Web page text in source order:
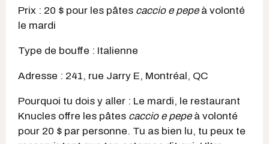
Prix : 20 $ pour les pâtes caccio e pepeà volonté
le mardi
Type de bouffe : Italienne
Adresse : 241, rue Jarry E, Montréal, QC
Pourquoi tu dois y aller : Le mardi, le restaurant
Knucles offre les pâtes caccio e pepe à volonté
pour 20 $ par personne. Tu as bien lu, tu peux te